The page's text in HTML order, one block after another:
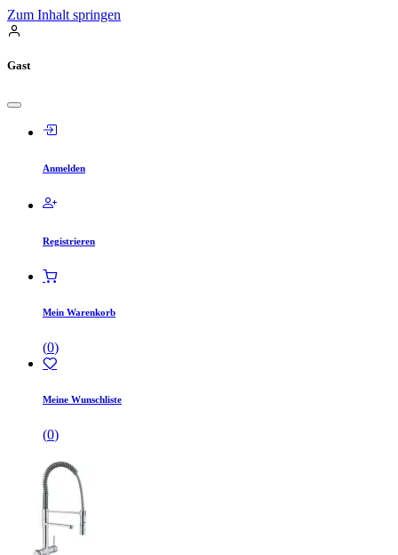
Zum Inhalt springen
Gast
Anmelden
Registrieren
Mein Warenkorb
(0)
Meine Wunschliste
(0)